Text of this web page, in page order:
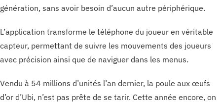
génération, sans avoir besoin d’aucun autre périphérique.
L’application transforme le téléphone du joueur en véritable
capteur, permettant de suivre les mouvements des joueurs
avec précision ainsi que de naviguer dans les menus.
Vendu à 54 millions d’unités l’an dernier, la poule aux œufs
d’or d’Ubi, n’est pas prête de se tarir. Cette année encore, on